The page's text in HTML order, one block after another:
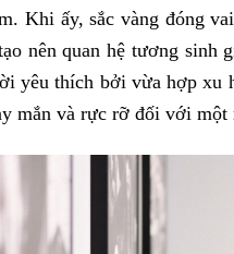
Khi ấy, sắc vàng đóng
nên quan hệ tương
yêu thích bởi vừa hợp xu
mắn và rực rỡ đối với